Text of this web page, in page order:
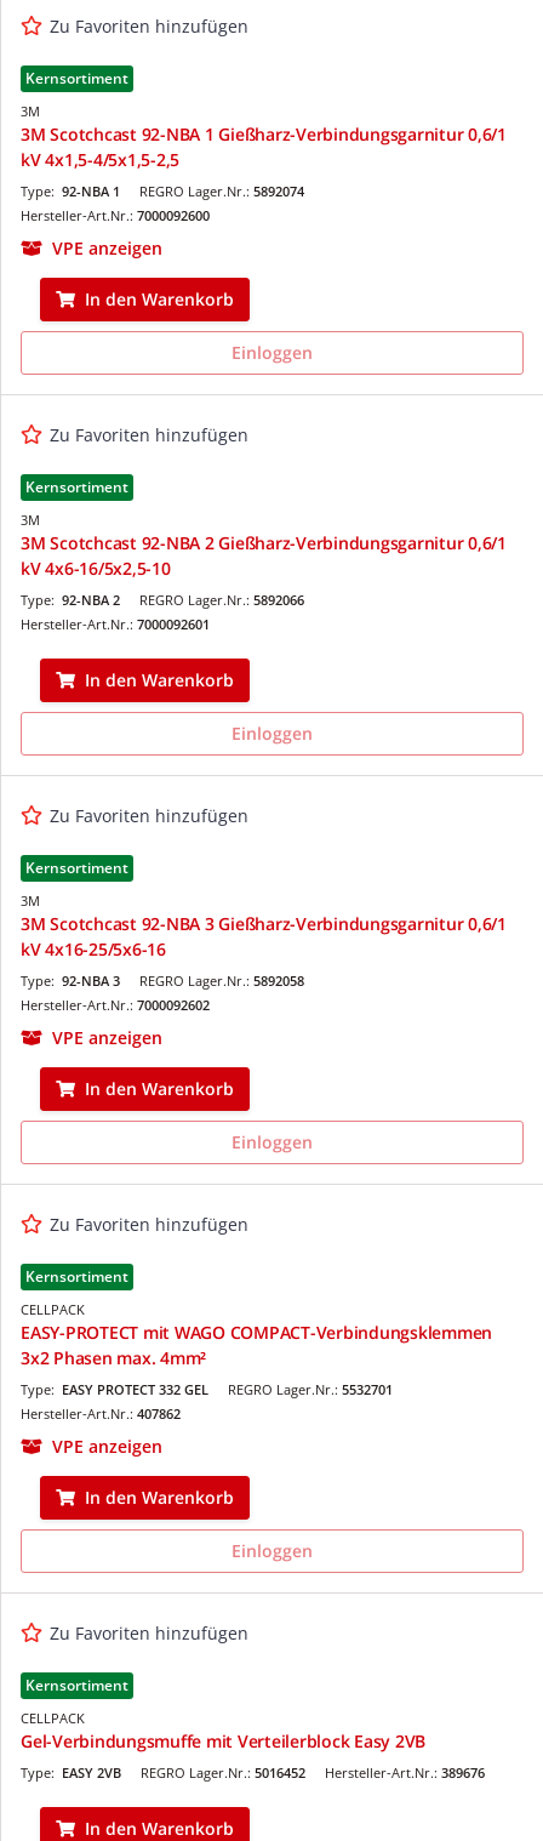
Zu Favoriten hinzufügen
Kernsortiment
3M
3M Scotchcast 92-NBA 1 Gießharz-Verbindungsgarnitur 0,6/1
kV 4x1,5-4/5x1,5-2,5
REGRO Lager.Nr.: 5892074
Type: 92-NBA 1
Hersteller-Art.Nr.: 7000092600
VPE anzeigen
In den Warenkorb
Einloggen
Zu Favoriten hinzufügen
Kernsortiment
3M
3M Scotchcast 92-NBA 2 Gießharz-Verbindungsgarnitur 0,6/1
kV 4x6-16/5x2,5-10
REGRO Lager.Nr.: 5892066
Type: 92-NBA 2
Hersteller-Art.Nr.: 7000092601
In den Warenkorb
Einloggen
Zu Favoriten hinzufügen
Kernsortiment
3M
3M Scotchcast 92-NBA 3 Gießharz-Verbindungsgarnitur 0,6/1
kV 4x16-25/5x6-16
REGRO Lager.Nr.: 5892058
Type: 92-NBA 3
Hersteller-Art.Nr.: 7000092602
VPE anzeigen
In den Warenkorb
Einloggen
Zu Favoriten hinzufügen
Kernsortiment
CELLPACK
EASY-PROTECT mit WAGO COMPACT-Verbindungsklemmen
3x2 Phasen max. 4mm²
REGRO Lager.Nr.: 5532701
Type: EASY PROTECT 332 GEL
Hersteller-Art.Nr.: 407862
VPE anzeigen
In den Warenkorb
Einloggen
Zu Favoriten hinzufügen
Kernsortiment
CELLPACK
Gel-Verbindungsmuffe mit Verteilerblock Easy 2VB
REGRO Lager.Nr.: 5016452
Type: EASY 2VB Hersteller-Art.Nr.: 389676
In den Warenkorb